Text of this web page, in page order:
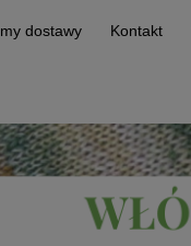
dostawy Kontakt